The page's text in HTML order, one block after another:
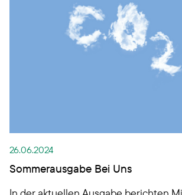
26.06.2024
Sommerausgabe Bei Uns